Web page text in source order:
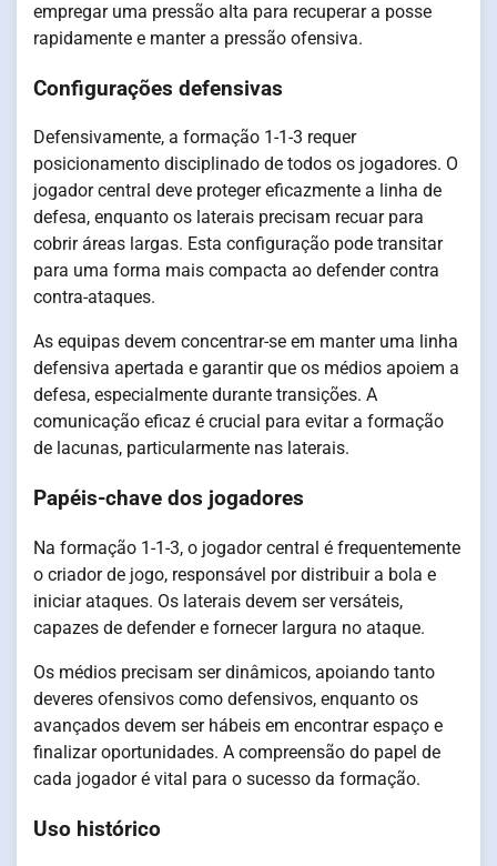
empregar uma pressão alta para recuperar a posse
rapidamente e manter a pressão ofensiva.
Configurações defensivas
Defensivamente, a formação 1-1-3 requer
posicionamento disciplinado de todos os jogadores. O
jogador central deve proteger eficazmente a linha de
defesa, enquanto os laterais precisam recuar para
cobrir áreas largas. Esta configuração pode transitar
para uma forma mais compacta ao defender contra
contra-ataques.
As equipas devem concentrar-se em manter uma linha
defensiva apertada e garantir que os médios apoiem a
defesa, especialmente durante transições. A
comunicação eficaz é crucial para evitar a formação
de lacunas, particularmente nas laterais.
Papéis-chave dos jogadores
Na formação 1-1-3, o jogador central é frequentemente
o criador de jogo, responsável por distribuir a bola e
iniciar ataques. Os laterais devem ser versáteis,
capazes de defender e fornecer largura no ataque.
Os médios precisam ser dinâmicos, apoiando tanto
deveres ofensivos como defensivos, enquanto os
avançados devem ser hábeis em encontrar espaço e
finalizar oportunidades. A compreensão do papel de
cada jogador é vital para o sucesso da formação.
Uso histórico